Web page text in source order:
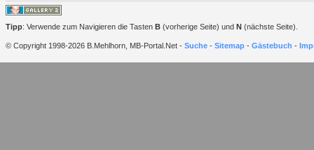
Tipp: Verwende zum Navigieren die Tasten B (vorherige Seite) und N (nächste Seite).
© Copyright 1998-2026 B.Mehlhorn, MB-Portal.Net - Suche - Sitemap - Gästebuch -